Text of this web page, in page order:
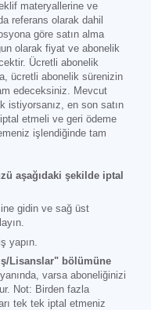
materyallerine ve
referans olarak dahil
göre satın alma
olarak fiyat ve abonelik
Ücretli abonelik
ücretli abonelik sürenizin
edeceksiniz. Mevcut
istiyorsanız, en son satın
etmeli ve geri ödeme
işlendiğinde tam
aşağıdaki şekilde iptal
gidin ve sağ üst
yapın.
Lisanslar" bölümüne
varsa aboneliğinizi
Not: Birden fazla
tek tek iptal etmeniz